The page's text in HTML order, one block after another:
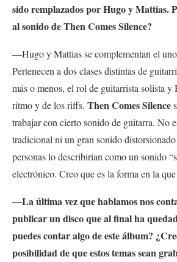
sido remplazados por Hugo y Mattias.
al sonido de Then Comes Silence?
—Hugo y Mattias se complementan el
Pertenecen a dos clases distintas de
más o menos, el rol de guitarrista solista y
ritmo y de los riffs. Then Comes Silence
trabajar con cierto sonido de guitarra. No
tradicional ni un gran sonido
personas lo describirían como un sonido
electrónico. Creo que es la forma en la
—La última vez que hablamos nos
publicar un disco que al final ha
puedes contar algo de este álbum?
posibilidad de que estos temas sean